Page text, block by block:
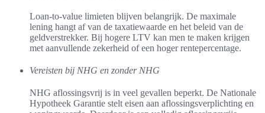
Loan-to-value limieten blijven belangrijk. De maximale
lening hangt af van de taxatiewaarde en het beleid van de
geldverstrekker. Bij hogere LTV kan men te maken krijgen
met aanvullende zekerheid of een hoger rentepercentage.
Vereisten bij NHG en zonder NHG
NHG aflossingsvrij is in veel gevallen beperkt. De Nationale
Hypotheek Garantie stelt eisen aan aflossingsverplichting en